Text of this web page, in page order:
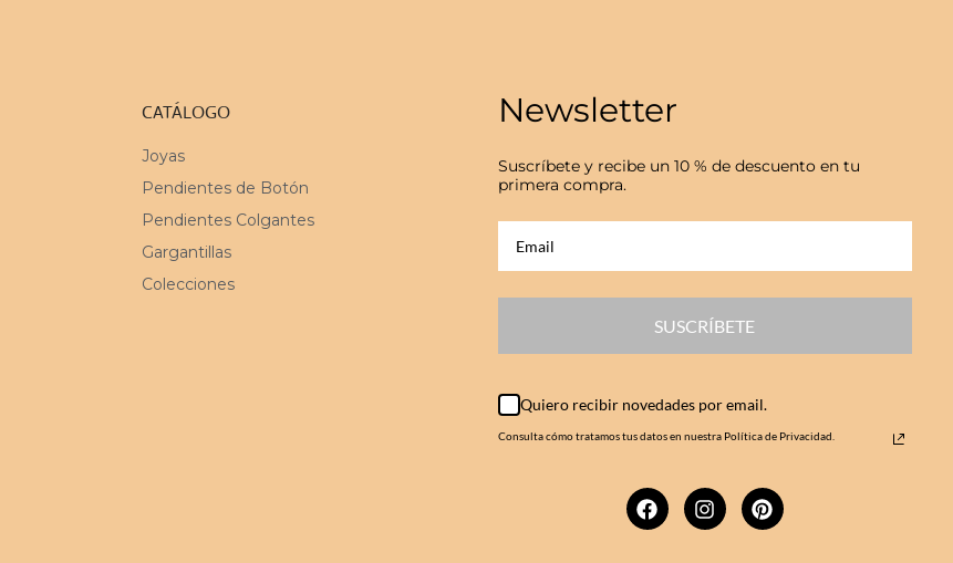
CATÁLOGO
Joyas
Pendientes de Botón
Pendientes Colgantes
Gargantillas
Colecciones
Newsletter
Suscríbete y recibe un 10 % de descuento en tu
primera compra.
SUSCRÍBETE
Quiero recibir novedades por email.
Consulta cómo tratamos tus datos en nuestra Política de Privacidad.